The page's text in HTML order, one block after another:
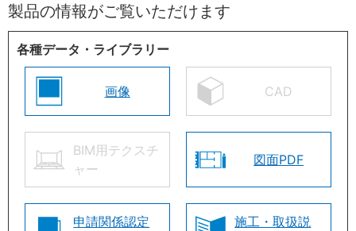
製品の情報がご覧いただけます
各種データ・ライブラリー
画像 CAD
BIM用テクスチ
ャー
図面PDF
申請関係認定
施工・取扱説